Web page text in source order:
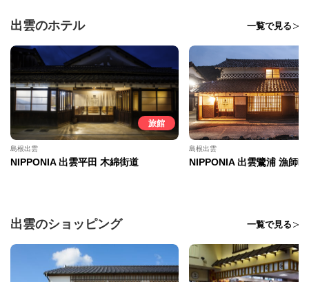
出雲のホテル 一覧で見る
旅館
島根出雲
NIPPONIA 出雲平田 木綿街道
島根出雲
NIPPONIA 出雲鷺浦 漁師町
出雲のショッピング 一覧で見る